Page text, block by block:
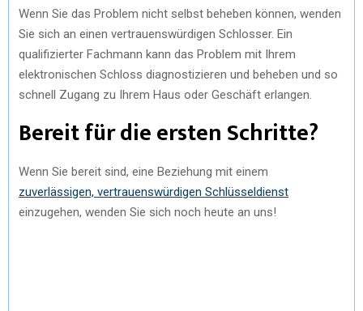
Wenn Sie das Problem nicht selbst beheben können, wenden
Sie sich an einen vertrauenswürdigen Schlosser. Ein
qualifizierter Fachmann kann das Problem mit Ihrem
elektronischen Schloss diagnostizieren und beheben und so
schnell Zugang zu Ihrem Haus oder Geschäft erlangen.
Bereit für die ersten Schritte?
Wenn Sie bereit sind, eine Beziehung mit einem
zuverlässigen, vertrauenswürdigen Schlüsseldienst
einzugehen, wenden Sie sich noch heute an uns!